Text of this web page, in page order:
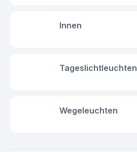
Innen
Tageslichtleuchten
Wegeleuchten